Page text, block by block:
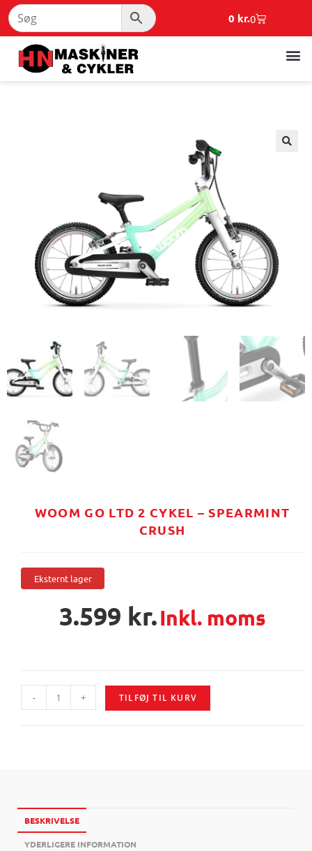
0 kr.0
WOOM GO LTD 2 CYKEL – SPEARMINT
CRUSH
Eksternt lager
3.599 kr.Inkl. moms
- + TILFØJ TIL KURV
BESKRIVELSE
YDERLIGERE INFORMATION